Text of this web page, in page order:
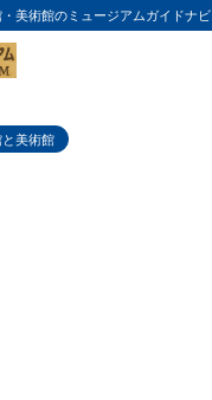
美術館のミュージアムガイドナビ
美術館
きふれあい館の入館料金